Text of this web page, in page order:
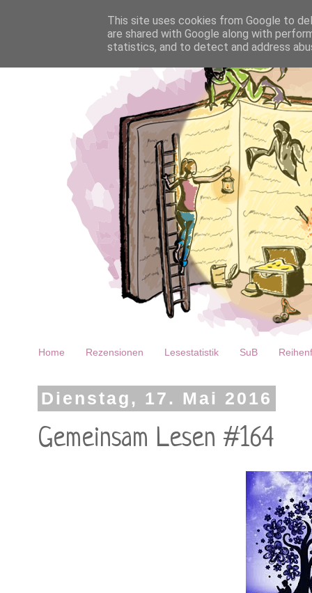
Home Rezensionen Lesestatistik SuB
Dienstag, 17. Mai 2016
Gemeinsam Lesen #164
This site uses cookies from Google to
are shared with Google along with
statistics, and to detect and address